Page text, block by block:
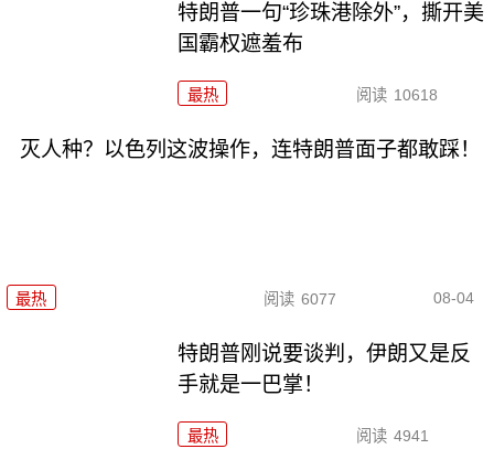
特朗普一句“珍珠港除外”，撕开美
国霸权遮羞布
最热 阅读 10618
灭人种？以色列这波操作，连特朗普面子都敢踩！
最热 阅读 6077 08-04
特朗普刚说要谈判，伊朗又是反
手就是一巴掌！
最热 阅读 4941